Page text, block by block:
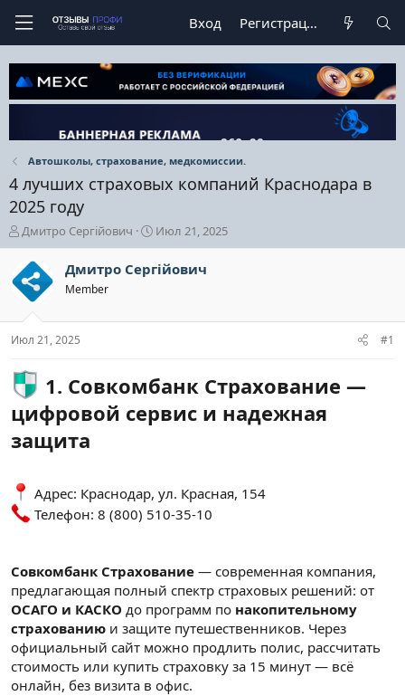
Вход Регистрация
Автошколы, страхование, медкомиссии.
4 лучших страховых компаний Краснодара в
2025 году
А
в
т
о
р
е
м
Дмитро Сергійович
Д
а
т
а
ч
а
Июл 21, 2025
Дмитро Сергійович
Member
Июл 21, 2025 #1
1. Совкомбанк Страхование —
цифровой сервис и надежная
защита
Адрес: Краснодар, ул. Красная, 154
Телефон: 8 (800) 510-35-10
Совкомбанк Страхование — современная компания,
предлагающая полный спектр страховых решений: от
ОСАГО и КАСКО до программ по накопительному
страхованию и защите путешественников. Через
официальный сайт можно продлить полис, рассчитать
стоимость или купить страховку за 15 минут — всё
онлайн, без визита в офис.